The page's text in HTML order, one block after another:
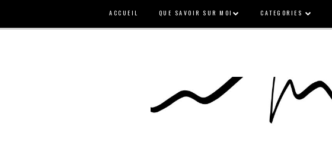
ACCUEIL QUE SAVOIR SUR MOI CATEGORIES